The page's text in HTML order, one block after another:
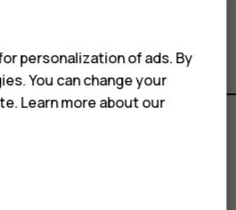
personalization of ads. By
You can change your
Learn more about our